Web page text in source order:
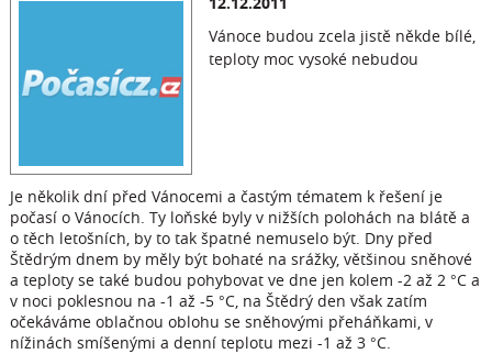
Vánoce budou zcela jistě někde bílé,
teploty moc vysoké nebudou
Je několik dní před Vánocemi a častým tématem k řešení je
počasí o Vánocích. Ty loňské byly v nižších polohách na blátě a
o těch letošních, by to tak špatné nemuselo být. Dny před
Štědrým dnem by měly být bohaté na srážky, většinou sněhové
a teploty se také budou pohybovat ve dne jen kolem -2 až 2 °C a
v noci poklesnou na -1 až -5 °C, na Štědrý den však zatím
očekáváme oblačnou oblohu se sněhovými přeháňkami, v
nížinách smíšenými a denní teplotu mezi -1 až 3 °C.